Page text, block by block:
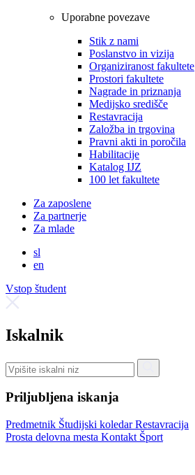
Uporabne povezave
Stik z nami
Poslanstvo in vizija
Organiziranost fakultete
Prostori fakultete
Nagrade in priznanja
Medijsko središče
Restavracija
Založba in trgovina
Pravni akti in poročila
Habilitacije
Katalog IJZ
100 let fakultete
Za zaposlene
Za partnerje
Za mlade
sl
en
Vstop študent
Iskalnik
Priljubljena iskanja
Predmetnik Študijski koledarRestavracija
Prosta delovna mesta Kontakt Šport